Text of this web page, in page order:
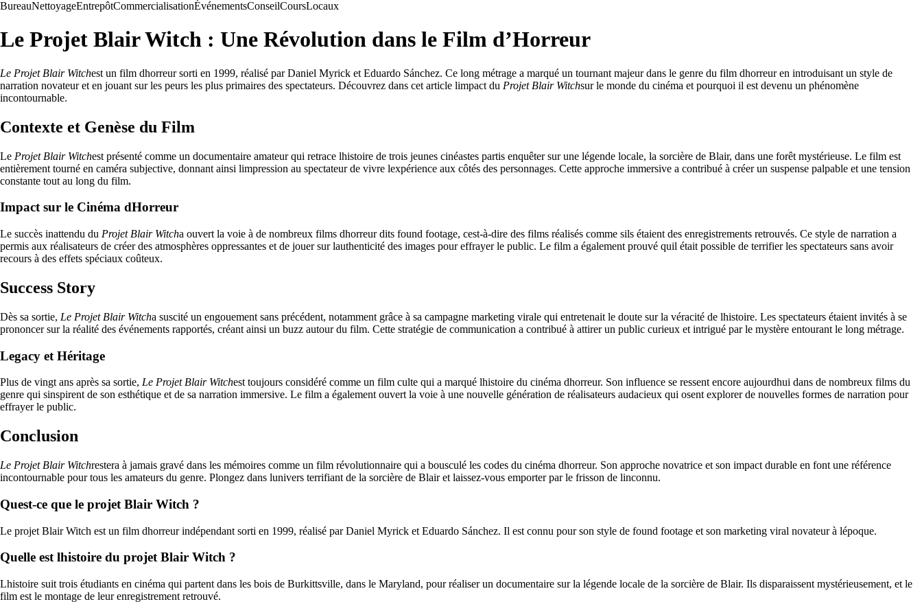
BureauNettoyageEntrepôtCommercialisationÉvénementsConseilCoursLocaux
Le Projet Blair Witch : Une Révolution dans le Film d’Horreur
Le Projet Blair Witchest un film dhorreur sorti en 1999, réalisé par Daniel Myrick et Eduardo Sánchez. Ce long métrage a marqué un tournant majeur dans le genre du film dhorreur en introduisant un style de
narration novateur et en jouant sur les peurs les plus primaires des spectateurs. Découvrez dans cet article limpact du Projet Blair Witchsur le monde du cinéma et pourquoi il est devenu un phénomène
incontournable.
Contexte et Genèse du Film
Le Projet Blair Witchest présenté comme un documentaire amateur qui retrace lhistoire de trois jeunes cinéastes partis enquêter sur une légende locale, la sorcière de Blair, dans une forêt mystérieuse. Le film est
entièrement tourné en caméra subjective, donnant ainsi limpression au spectateur de vivre lexpérience aux côtés des personnages. Cette approche immersive a contribué à créer un suspense palpable et une tension
constante tout au long du film.
Impact sur le Cinéma dHorreur
Le succès inattendu du Projet Blair Witcha ouvert la voie à de nombreux films dhorreur dits found footage, cest-à-dire des films réalisés comme sils étaient des enregistrements retrouvés. Ce style de narration a
permis aux réalisateurs de créer des atmosphères oppressantes et de jouer sur lauthenticité des images pour effrayer le public. Le film a également prouvé quil était possible de terrifier les spectateurs sans avoir
recours à des effets spéciaux coûteux.
Success Story
Dès sa sortie, Le Projet Blair Witcha suscité un engouement sans précédent, notamment grâce à sa campagne marketing virale qui entretenait le doute sur la véracité de lhistoire. Les spectateurs étaient invités à se
prononcer sur la réalité des événements rapportés, créant ainsi un buzz autour du film. Cette stratégie de communication a contribué à attirer un public curieux et intrigué par le mystère entourant le long métrage.
Legacy et Héritage
Plus de vingt ans après sa sortie, Le Projet Blair Witchest toujours considéré comme un film culte qui a marqué lhistoire du cinéma dhorreur. Son influence se ressent encore aujourdhui dans de nombreux films du
genre qui sinspirent de son esthétique et de sa narration immersive. Le film a également ouvert la voie à une nouvelle génération de réalisateurs audacieux qui osent explorer de nouvelles formes de narration pour
effrayer le public.
Conclusion
Le Projet Blair Witchrestera à jamais gravé dans les mémoires comme un film révolutionnaire qui a bousculé les codes du cinéma dhorreur. Son approche novatrice et son impact durable en font une référence
incontournable pour tous les amateurs du genre. Plongez dans lunivers terrifiant de la sorcière de Blair et laissez-vous emporter par le frisson de linconnu.
Quest-ce que le projet Blair Witch ?
Le projet Blair Witch est un film dhorreur indépendant sorti en 1999, réalisé par Daniel Myrick et Eduardo Sánchez. Il est connu pour son style de found footage et son marketing viral novateur à lépoque.
Quelle est lhistoire du projet Blair Witch ?
Lhistoire suit trois étudiants en cinéma qui partent dans les bois de Burkittsville, dans le Maryland, pour réaliser un documentaire sur la légende locale de la sorcière de Blair. Ils disparaissent mystérieusement, et le
film est le montage de leur enregistrement retrouvé.